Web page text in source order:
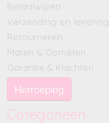
Betaalwijzen
Verzending en levering
Retourneren
Maten & Opmeten
Garantie & Klachten
Herroeping
Categorieën